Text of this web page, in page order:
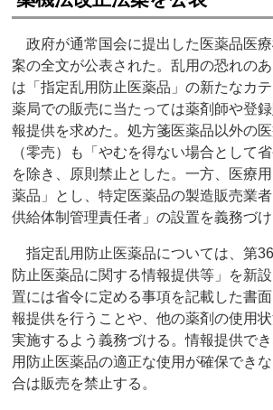
政府が通常国会に提出した医薬品医
案の全文が公表された。乱用の恐れの
は「指定乱用防止医薬品」の新たなカテ
薬局での販売に当たっては薬剤師や登
報提供を求めた。処方箋医薬品以外の
（零売）も「やむを得ない場合として
を除き、原則禁止とした。一方、医療
薬品」とし、特定医薬品の製造販売業
供給体制管理責任者」の設置を義務づけ
指定乱用防止医薬品については、第
防止医薬品に関する情報提供等」を新
置には省令に定める事項を記載した書
報提供を行うことや、他の薬剤の使用
実施するよう義務づける。情報提供で
用防止医薬品の適正な使用が確保でき
合は販売を禁止する。